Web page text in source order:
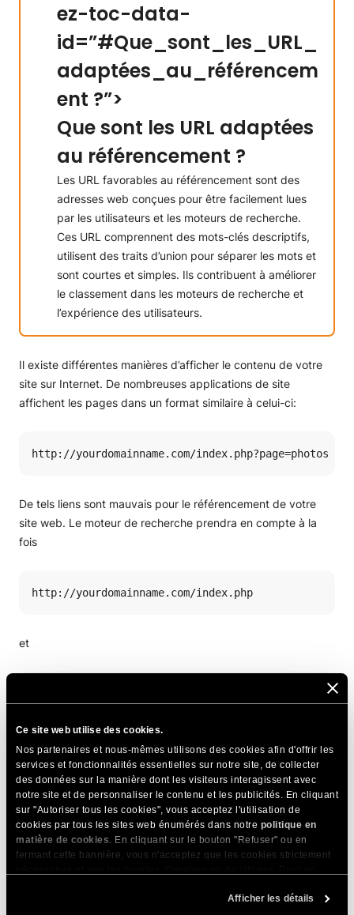
Ce site web utilise des cookies.
Nos partenaires et nous-mêmes utilisons des cookies afin d'offrir les
services et fonctionnalités essentielles sur notre site, de collecter
des données sur la manière dont les visiteurs interagissent avec
notre site et de personnaliser le contenu et les publicités. En cliquant
sur "Autoriser tous les cookies", vous acceptez l'utilisation de
cookies par tous les sites web énumérés dans notre politique en
matière de cookies. En cliquant sur le bouton "Refuser" ou en
fermant cette bannière, vous n'acceptez que les cookies strictement
. Vous pouvez gérer vos préférences
Afficher les détails
ez-toc-data-
id=”#Que_sont_les_URL_
adaptées_au_référencem
ent ?”>
Que sont les URL adaptées
au référencement ?
Les URL favorables au référencement sont des
adresses web conçues pour être facilement lues
par les utilisateurs et les moteurs de recherche.
Ces URL comprennent des mots-clés descriptifs,
utilisent des traits d’union pour séparer les mots et
sont courtes et simples. Ils contribuent à améliorer
le classement dans les moteurs de recherche et
l’expérience des utilisateurs.
Il existe différentes manières d’afficher le contenu de votre
site sur Internet. De nombreuses applications de site
affichent les pages dans un format similaire à celui-ci:
http://yourdomainname.com/index.php?page=photos
De tels liens sont mauvais pour le référencement de votre
site web. Le moteur de recherche prendra en compte à la
fois
http://yourdomainname.com/index.php
et
http://yourdomainname.com/index.php?page=photos
comme une seule page malgré le fait que ces URL affichent
des contenus différents. Cela générera des erreurs avec du
méta-contenu dupliqué, des titres dupliqués, etc.
C’est pourquoi vous devriez configurer votre application
pour qu’elle utilise des URL compatibles avec les moteurs de
recherche (SEF). Ci-dessous, vous pouvez voir deux
exemples d’URL SEF: